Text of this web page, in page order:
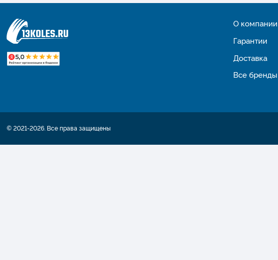
О компании
Гарантии
Доставка
Все бренды
© 2021-2026. Все права защищены